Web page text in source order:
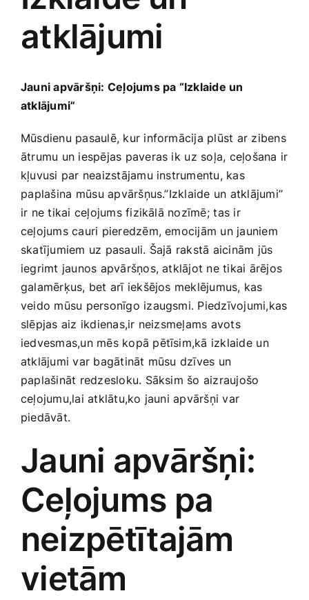
Jaunākie pārdevēji
Grāmatas
Gudrā māja
Mājai un remontam
Mājražotājiem
Mājsaimniecības preces
Mēbeles un interjers
Medicīnas preces
Mobilie telefoni, planšetdatori
Pakalpojumi
Pārtikas preces
Preces birojam
Preces pieaugušajiem
Rotaļlietas, bērnu preces
atklājumi
Jauni apvāršņi: Ceļojums pa “Izklaide un
atklājumi”
Mūsdienu pasaulē, kur informācija ​plūst ar zibens
ātrumu un iespējas paveras ik ⁢uz soļa, ceļošana⁢ ir
kļuvusi​ par neaizstājamu instrumentu, kas
⁢paplašina⁣ mūsu apvāršņus.”Izklaide un atklājumi”
ir ne tikai ceļojums fizikālā nozīmē;⁢ tas ​ir‌
ceļojums cauri pieredzēm, emocijām un jauniem
skatījumiem​ uz ‍pasauli. ‍Šajā rakstā aicinām jūs
iegrimt jaunos apvāršņos, atklājot ne tikai ārējos
galamērķus, bet arī iekšējos‌ meklējumus, kas
veido mūsu personīgo izaugsmi. Piedzīvojumi,kas
slēpjas aiz ikdienas,ir neizsmeļams‍ avots
iedvesmas,un mēs kopā pētīsim,kā izklaide⁤ un
atklājumi var bagātināt ‌mūsu dzīves un
paplašināt redzesloku. Sāksim šo aizraujošo⁣
ceļojumu,lai ‍atklātu,ko jauni apvāršņi var
piedāvāt.
Jauni apvāršņi:
Ceļojums pa⁣
neizpētītajām
vietām